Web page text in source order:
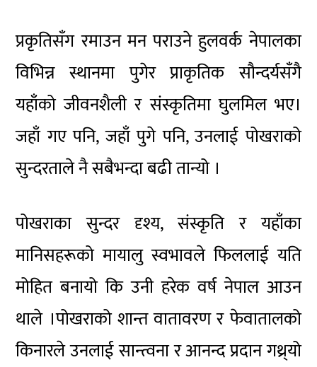
प्रकृतिसँग रमाउन मन पराउने हुलवर्क नेपालका
विभिन्न स्थानमा पुगेर प्राकृतिक सौन्दर्यसँगै
यहाँको जीवनशैली र संस्कृतिमा घुलमिल भए।
जहाँ गए पनि, जहाँ पुगे पनि, उनलाई पोखराको
सुन्दरताले नै सबैभन्दा बढी तान्यो ।
पोखराका सुन्दर दृश्य, संस्कृति र यहाँका
मानिसहरूको मायालु स्वभावले फिललाई यति
मोहित बनायो कि उनी हरेक वर्ष नेपाल आउन
थाले ।पोखराको शान्त वातावरण र फेवातालको
किनारले उनलाई सान्त्वना र आनन्द प्रदान गथ्र्यो